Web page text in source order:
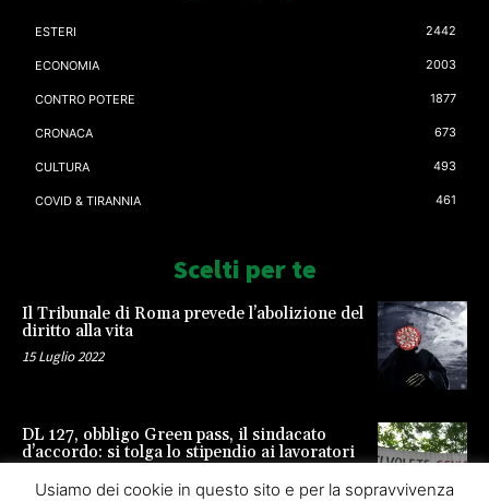
ESTERI 2442
ECONOMIA 2003
CONTRO POTERE 1877
CRONACA 673
CULTURA 493
COVID & TIRANNIA 461
Scelti per te
Il Tribunale di Roma prevede l’abolizione del
diritto alla vita
15 Luglio 2022
DL 127, obbligo Green pass, il sindacato
d’accordo: si tolga lo stipendio ai lavoratori
Usiamo dei cookie in questo sito e per la sopravvivenza